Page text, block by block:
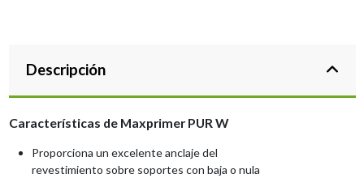
Descripción
Características de MaxprimerPUR W
Proporciona un excelente anclaje del
revestimiento sobre soportes con baja o nula